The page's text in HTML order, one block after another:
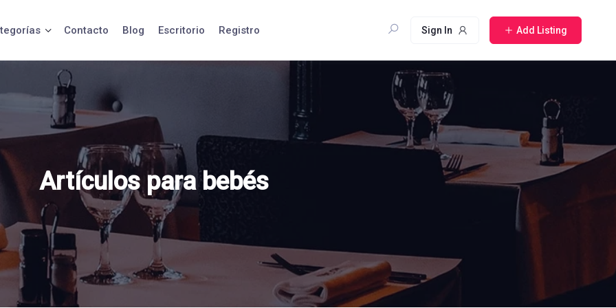
Contacto Blog Escritorio Registro Sign In Add Listing
Artículos para bebés